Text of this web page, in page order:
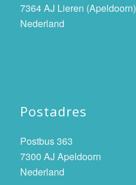
7364 AJ Lieren (Apeldoorn)
Nederland
Postadres
Postbus 363
7300 AJ Apeldoorn
Nederland